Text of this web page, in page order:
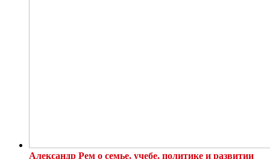
Александр Рем о семье, учебе, политике и развитии